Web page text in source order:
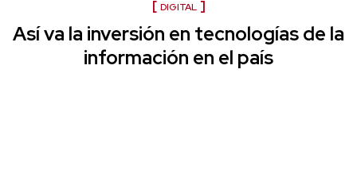
DIGITAL
Así va la inversión en tecnologías de la
información en el país